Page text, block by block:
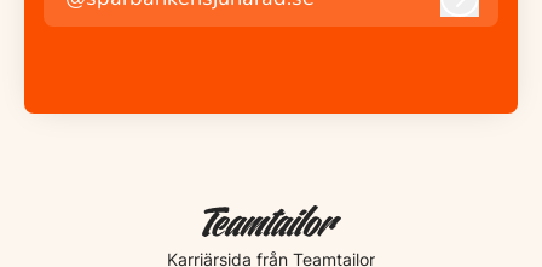
Karriärsida från Teamtailor